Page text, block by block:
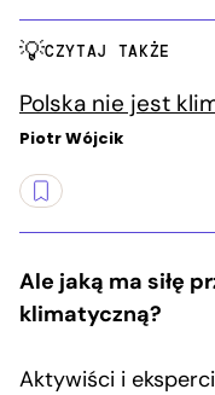
CZYTAJ TAKŻE
Polska nie jest
Piotr Wójcik
Ale jaką ma siłę
klimatyczną?
Aktywiści i